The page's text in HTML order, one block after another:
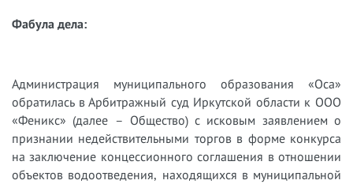
Фабула дела:
Администрация муниципального образования «Оса»
обратилась в Арбитражный суд Иркутской области к ООО
«Феникс» (далее – Общество) с исковым заявлением о
признании недействительными торгов в форме конкурса
на заключение концессионного соглашения в отношении
объектов водоотведения, находящихся в муниципальной